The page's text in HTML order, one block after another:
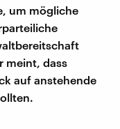
um mögliche
meint, dass
auf anstehende